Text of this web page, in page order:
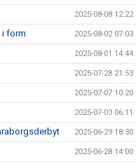
2025-08-08 12:22
i form 2025-08-02 07:03
2025-08-01 14:44
2025-07-28 21:53
2025-07-07 10:20
2025-07-03 06:11
2025-06-29 18:30
2025-06-28 14:00